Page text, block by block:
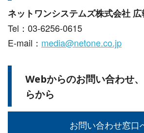
ネットワンシステムズ株式会社
Tel：03-6256-0615
E-mail： media@netone.co.jp
Webからのお問い合わせ
らから
お問い合わせ窓口